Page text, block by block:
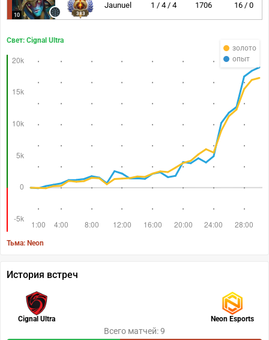
10 383
Jaunuel 1 / 4 / 4 1706 16 / 0
золото
опыт
Свет: Cignal Ultra
Тьма: Neon
История встреч
Cignal Ultra Neon Esports
Всего матчей: 9